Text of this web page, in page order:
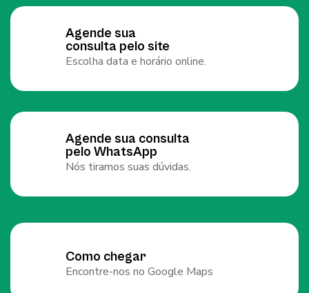
Agende sua
consulta pelo site
Escolha data e horário online.
Agende sua consulta
pelo WhatsApp
Nós tiramos suas dúvidas.
Como chegar
Encontre-nos no Google Maps